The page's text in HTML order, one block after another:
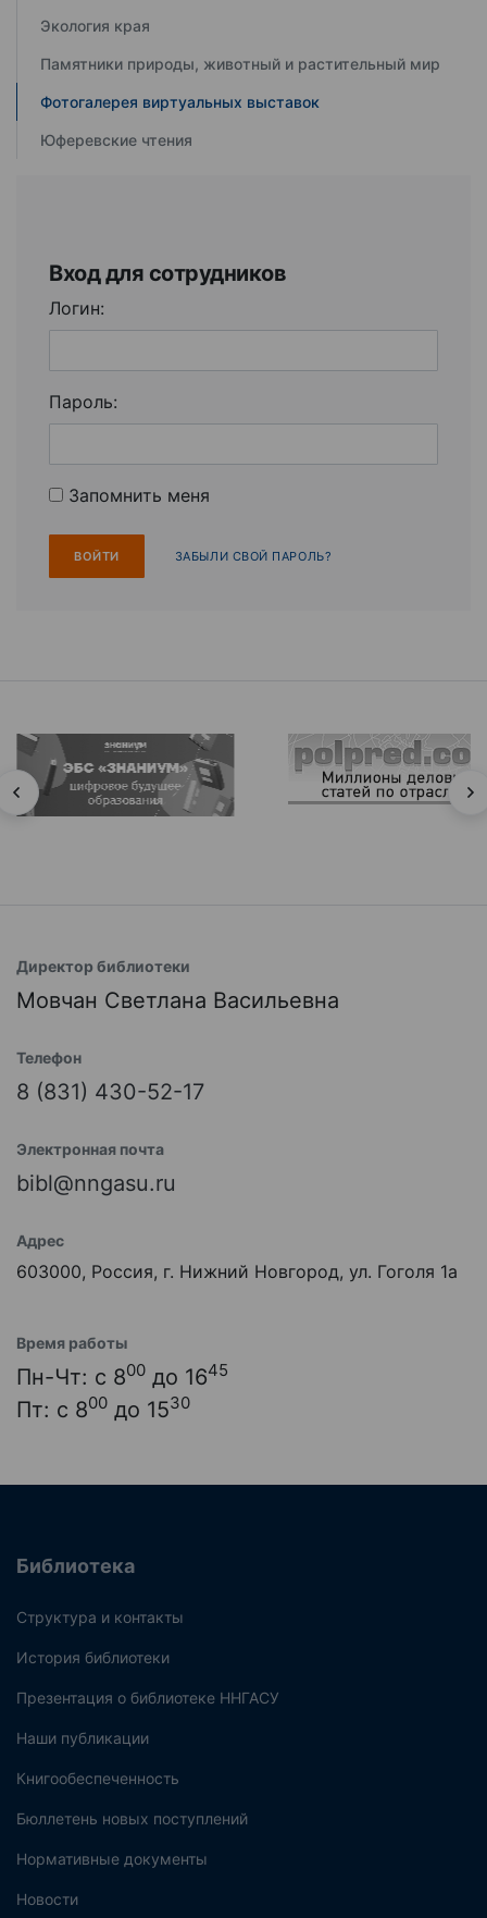
Экология края
Памятники природы, животный и растительный мир
Фотогалерея виртуальных выставок
Юферевские чтения
Вход для сотрудников
Логин:
Пароль:
Запомнить меня
ЗАБЫЛИ СВОЙ ПАРОЛЬ?
Директор библиотеки
Мовчан Светлана Васильевна
Телефон
8 (831) 430-52-17
Электронная почта
bibl@nngasu.ru
Адрес
603000, Россия, г. Нижний Новгород, ул. Гоголя 1а
Время работы
Пн-Чт: с 800 до 1645
Пт: с 800 до 1530
Библиотека
Структура и контакты
История библиотеки
Презентация о библиотеке ННГАСУ
Наши публикации
Книгообеспеченность
Бюллетень новых поступлений
Нормативные документы
Новости